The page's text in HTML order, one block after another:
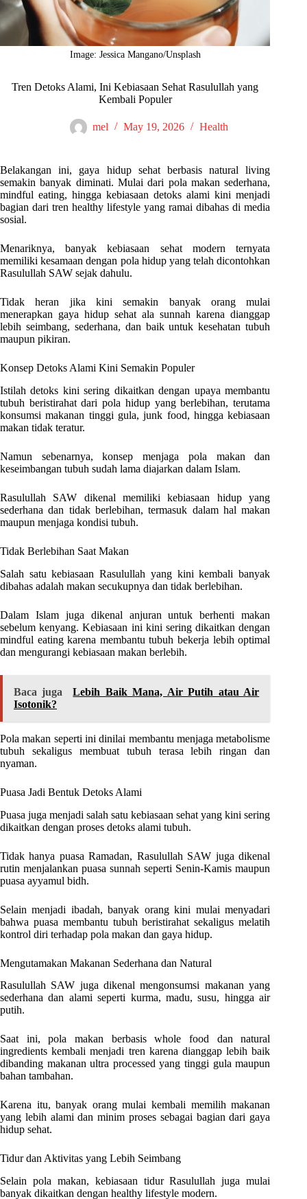
Image: Jessica Mangano/Unsplash
Tren Detoks Alami, Ini Kebiasaan Sehat Rasulullah yang
Kembali Populer
mel May 19, 2026 Health
Belakangan ini, gaya hidup sehat berbasis natural living
semakin banyak diminati. Mulai dari pola makan sederhana,
mindful eating, hingga kebiasaan detoks alami kini menjadi
bagian dari tren healthy lifestyle yang ramai dibahas di media
sosial.
Menariknya, banyak kebiasaan sehat modern ternyata
memiliki kesamaan dengan pola hidup yang telah dicontohkan
Rasulullah SAW sejak dahulu.
Tidak heran jika kini semakin banyak orang mulai
menerapkan gaya hidup sehat ala sunnah karena dianggap
lebih seimbang, sederhana, dan baik untuk kesehatan tubuh
maupun pikiran.
Konsep Detoks Alami Kini Semakin Populer
Istilah detoks kini sering dikaitkan dengan upaya membantu
tubuh beristirahat dari pola hidup yang berlebihan, terutama
konsumsi makanan tinggi gula, junk food, hingga kebiasaan
makan tidak teratur.
Namun sebenarnya, konsep menjaga pola makan dan
keseimbangan tubuh sudah lama diajarkan dalam Islam.
Rasulullah SAW dikenal memiliki kebiasaan hidup yang
sederhana dan tidak berlebihan, termasuk dalam hal makan
maupun menjaga kondisi tubuh.
Tidak Berlebihan Saat Makan
Salah satu kebiasaan Rasulullah yang kini kembali banyak
dibahas adalah makan secukupnya dan tidak berlebihan.
Dalam Islam juga dikenal anjuran untuk berhenti makan
sebelum kenyang. Kebiasaan ini kini sering dikaitkan dengan
mindful eating karena membantu tubuh bekerja lebih optimal
dan mengurangi kebiasaan makan berlebih.
Baca juga
Lebih Baik Mana, Air Putih atau Air
Isotonik?
Pola makan seperti ini dinilai membantu menjaga metabolisme
tubuh sekaligus membuat tubuh terasa lebih ringan dan
nyaman.
Puasa Jadi Bentuk Detoks Alami
Puasa juga menjadi salah satu kebiasaan sehat yang kini sering
dikaitkan dengan proses detoks alami tubuh.
Tidak hanya puasa Ramadan, Rasulullah SAW juga dikenal
rutin menjalankan puasa sunnah seperti Senin-Kamis maupun
puasa ayyamul bidh.
Selain menjadi ibadah, banyak orang kini mulai menyadari
bahwa puasa membantu tubuh beristirahat sekaligus melatih
kontrol diri terhadap pola makan dan gaya hidup.
Mengutamakan Makanan Sederhana dan Natural
Rasulullah SAW juga dikenal mengonsumsi makanan yang
sederhana dan alami seperti kurma, madu, susu, hingga air
putih.
Saat ini, pola makan berbasis whole food dan natural
ingredients kembali menjadi tren karena dianggap lebih baik
dibanding makanan ultra processed yang tinggi gula maupun
bahan tambahan.
Karena itu, banyak orang mulai kembali memilih makanan
yang lebih alami dan minim proses sebagai bagian dari gaya
hidup sehat.
Tidur dan Aktivitas yang Lebih Seimbang
Selain pola makan, kebiasaan tidur Rasulullah juga mulai
banyak dikaitkan dengan healthy lifestyle modern.